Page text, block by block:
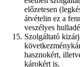
előzetesen
átvételin ez a
veszélyes
Szolgáltató
hasznokért,
károkért is.